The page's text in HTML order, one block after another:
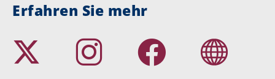
Erfahren Sie mehr